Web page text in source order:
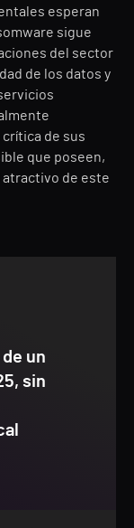
esperan
sigue
del sector
de los datos y
de sus
que poseen,
atractivo de este
un
sin